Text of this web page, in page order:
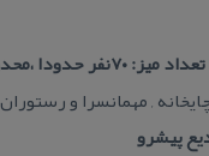
سیگار ممنوع
, مهمانسرا و رستوران
پیشرو